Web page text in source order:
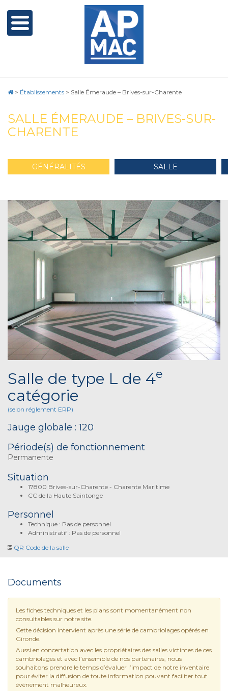
> Établissements > Salle Émeraude – Brives-sur-Charente
SALLE ÉMERAUDE – BRIVES-SUR-
CHARENTE
GÉNÉRALITÉS SALLE
Salle de type L de 4e
catégorie
(selon réglement ERP)
Jauge globale : 120
Période(s) de fonctionnement
Permanente
Situation
17800 Brives-sur-Charente - Charente Maritime
CC de la Haute Saintonge
Personnel
Technique : Pas de personnel
Administratif : Pas de personnel
QR Code de la salle
Documents
Les fiches techniques et les plans sont momentanément non
consultables sur notre site.
Cette décision intervient après une série de cambriolages opérés en
Gironde.
Aussi en concertation avec les propriétaires des salles victimes de ces
cambriolages et avec l’ensemble de nos partenaires, nous
souhaitons prendre le temps d’évaluer l’impact de notre inventaire
pour éviter la diffusion de toute information pouvant faciliter tout
évènement malheureux.